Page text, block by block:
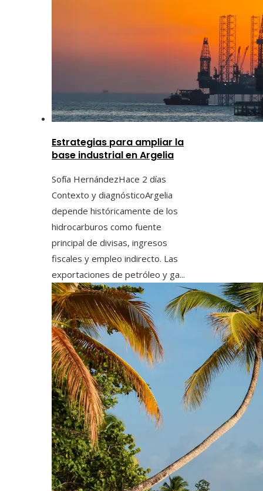
Estrategias para ampliar la
base industrial en Argelia
Sofía HernándezHace 2 días
Contexto y diagnósticoArgelia
depende históricamente de los
hidrocarburos como fuente
principal de divisas, ingresos
fiscales y empleo indirecto. Las
exportaciones de petróleo y ga...